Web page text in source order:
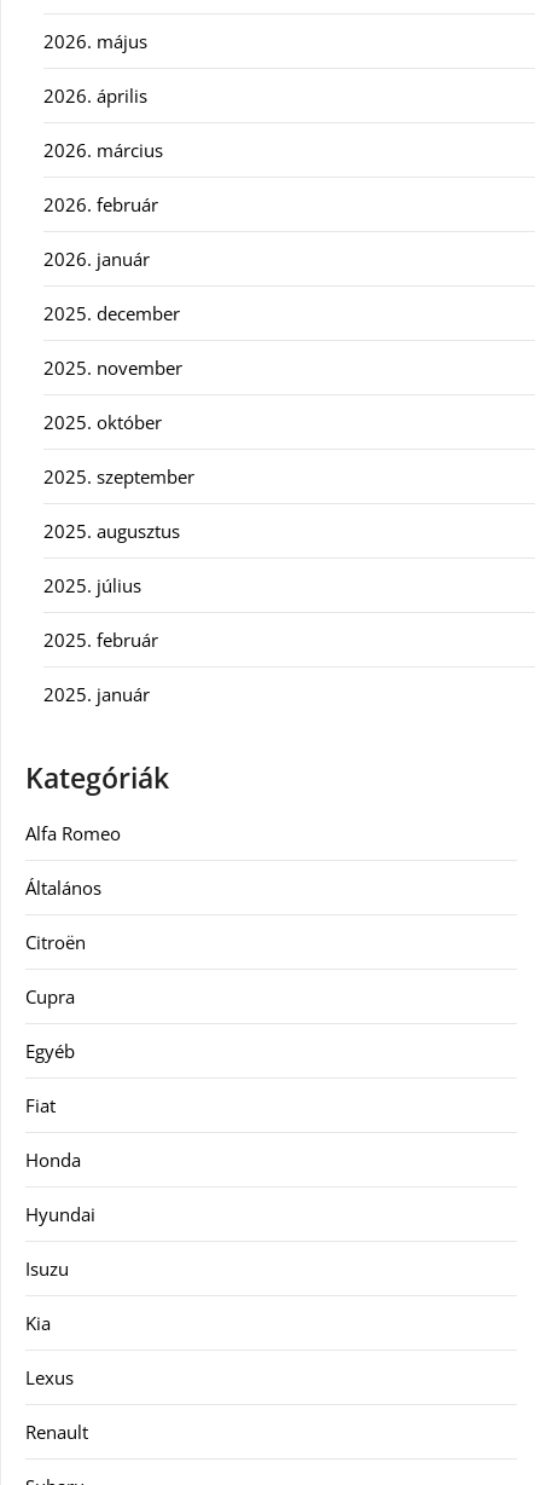
2026. május
2026. április
2026. március
2026. február
2026. január
2025. december
2025. november
2025. október
2025. szeptember
2025. augusztus
2025. július
2025. február
2025. január
Kategóriák
Alfa Romeo
Általános
Citroën
Cupra
Egyéb
Fiat
Honda
Hyundai
Isuzu
Kia
Lexus
Renault